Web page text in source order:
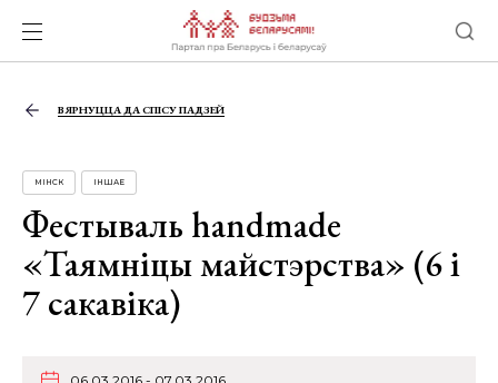
ВЯРНУЦЦА ДА СПІСУ ПАДЗЕЙ
МІНСК ІНШАЕ
Фестываль handmade
«Таямніцы майстэрства» (6 і
7 сакавіка)